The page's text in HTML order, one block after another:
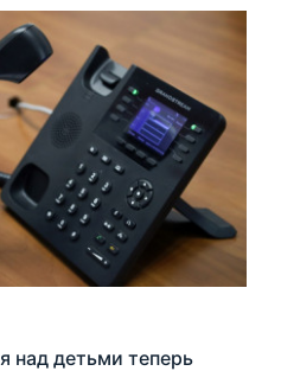
над детьми теперь